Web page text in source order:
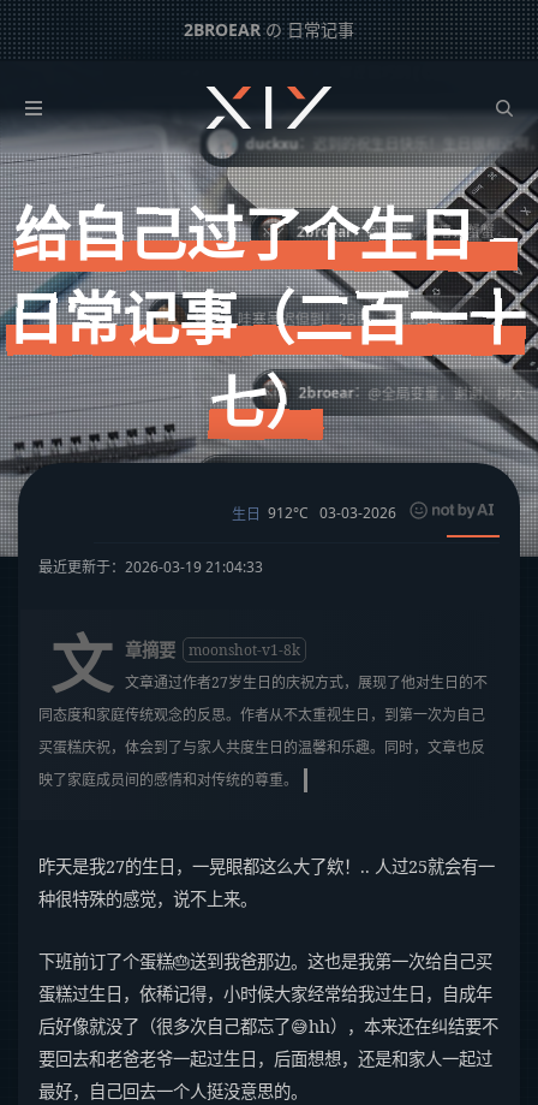
2BROEARの 日常记事
给自己过了个生日 – 日常记事（二百一十七）
下一篇：评论系统更新 – 博客更新（一百二十五）
给自己过了个生日 –
日常记事（二百一十
七）
duckxu：迟到的祝生日快乐！生日很相近啊，只
2broear：@姚远，嘻嘻，蟹蟹
姚远：哇塞虽迟但到！2B酱，生日快乐🎂。
2broear：@全局变量，谢谢，树大一轮
生日 912°C 03-03-2026
最近更新于：2026-03-19 21:04:33
文 章摘要
moonshot-v1-8k
文章通过作者27岁生日的庆祝方式，展现了他对生日的不
同态度和家庭传统观念的反思。作者从不太重视生日，到第一次为自己
买蛋糕庆祝，体会到了与家人共度生日的温馨和乐趣。同时，文章也反
映了家庭成员间的感情和对传统的尊重。
昨天是我27的生日，一晃眼都这么大了欸！.. 人过25就会有一
种很特殊的感觉，说不上来。
下班前订了个蛋糕🎂送到我爸那边。这也是我第一次给自己买
蛋糕过生日，依稀记得，小时候大家经常给我过生日，自成年
后好像就没了（很多次自己都忘了😅hh），本来还在纠结要不
要回去和老爸老爷一起过生日，后面想想，还是和家人一起过
最好，自己回去一个人挺没意思的。